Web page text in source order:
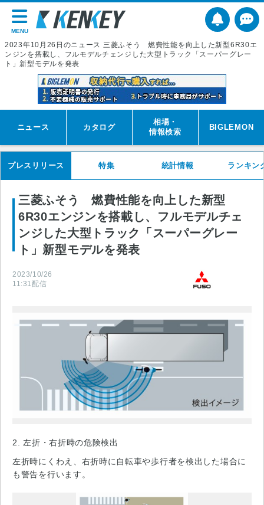
MENU
2023年10月26日のニュース 三菱ふそう 燃費性能を向上した新型6R30エ
ンジンを搭載し、フルモデルチェンジした大型トラック「スーパーグレー
ト」新型モデルを発表
ニュース カタログ
相場・
情報検索
BIGLEMON
プレスリリース 特集 統計情報 ランキン
三菱ふそう 燃費性能を向上した新型
6R30エンジンを搭載し、フルモデルチェ
ンジした大型トラック「スーパーグレー
ト」新型モデルを発表
2023/10/26
11:31 配信
2. 左折・右折時の危険検出
左折時にくわえ、右折時に自転車や歩行者を検出した場合に
も警告を行います。